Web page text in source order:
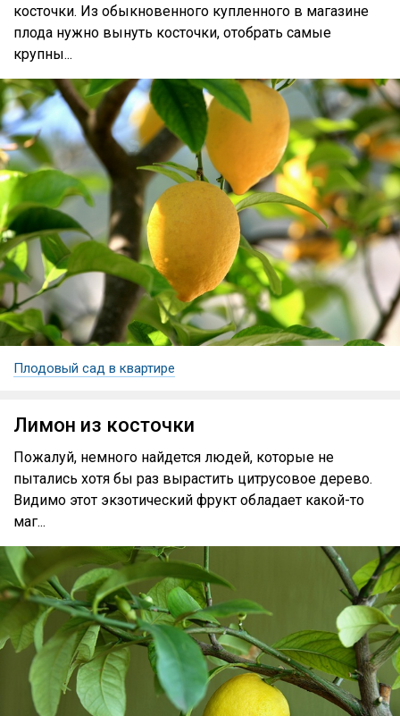
косточки. Из обыкновенного купленного в магазине
плода нужно вынуть косточки, отобрать самые
крупны...
Плодовый сад в квартире
Лимон из косточки
Пожалуй, немного найдется людей, которые не
пытались хотя бы раз вырастить цитрусовое дерево.
Видимо этот экзотический фрукт обладает какой-то
маг...